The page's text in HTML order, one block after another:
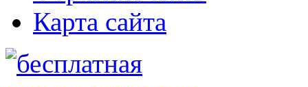
Карта сайта